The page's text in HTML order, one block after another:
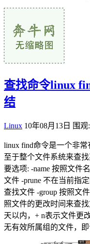
查找命令linux
结
Linux 10年08月13日 围观
linux find命令是一个非
至于整个文件系统来查
要选项: -name 按照文件
文件 -prune 不在当前指
查找文件 -group 按照文
照文件的更改时间来查
天以内，+ n表示文件更
无有效所属组的文件，即